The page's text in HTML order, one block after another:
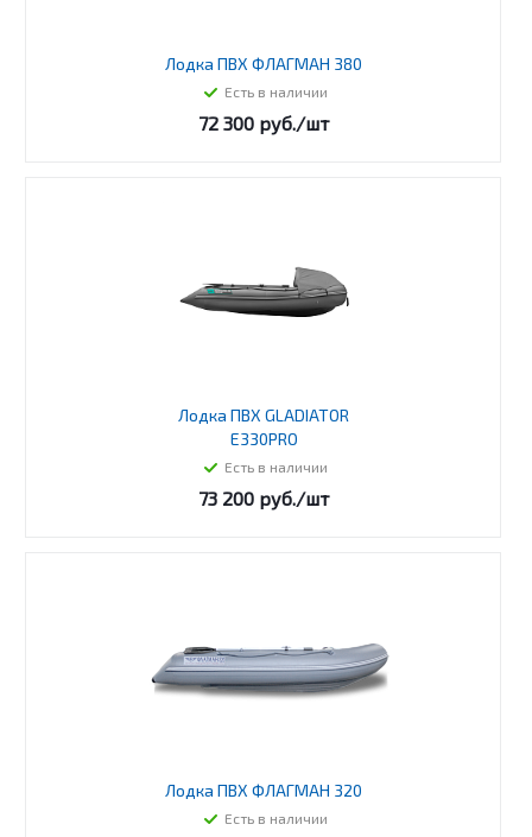
Лодка ПВХ ФЛАГМАН 380
Есть в наличии
72 300 руб./шт
Лодка ПВХ GLADIATOR
E330PRO
Есть в наличии
73 200 руб./шт
Лодка ПВХ ФЛАГМАН 320
Есть в наличии